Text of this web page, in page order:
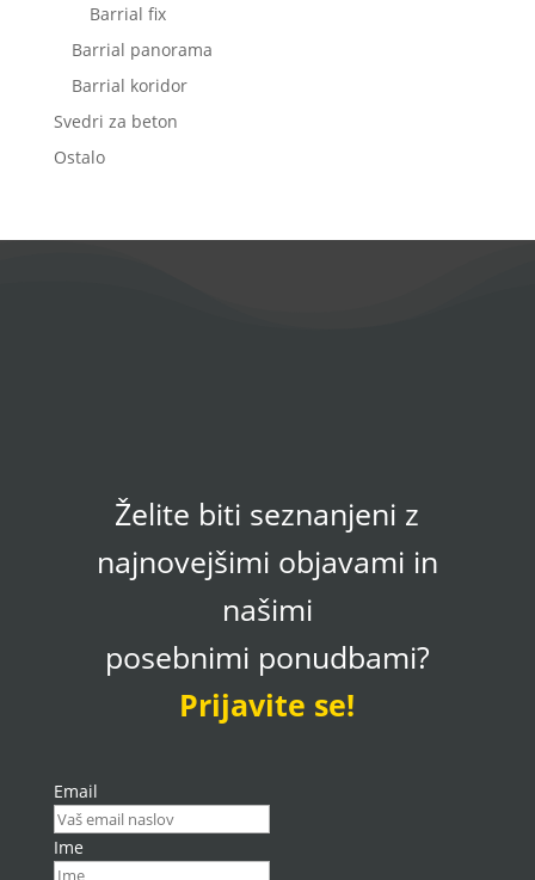
Barrial fix
Barrial panorama
Barrial koridor
Svedri za beton
Ostalo
Želite biti seznanjeni z
najnovejšimi objavami in
našimi
posebnimi ponudbami?
Prijavite se!
Email
Ime